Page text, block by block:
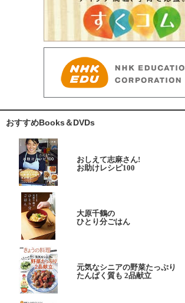
おすすめBooks＆DVDs
おしえて志麻さん!
お助けレシピ100
大原千鶴の
ひとり分ごはん
元気なシニアの野菜たっぷり
たんぱく質も 2品献立